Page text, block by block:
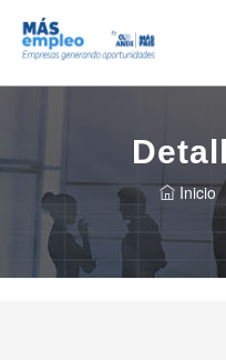
Inicio